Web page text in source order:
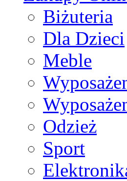
Biżuteria
Dla Dzieci
Meble
Odzież
Sport